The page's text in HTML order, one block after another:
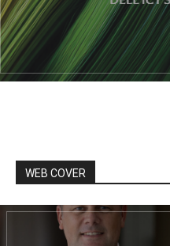
WEB COVER